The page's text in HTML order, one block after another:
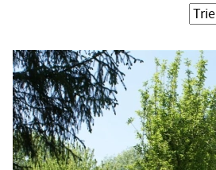
Terrasse
Jardin
Trier